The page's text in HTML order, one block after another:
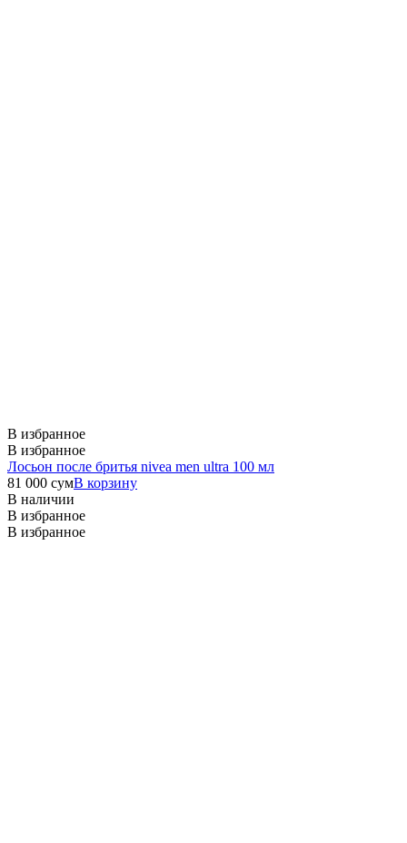
В избранное
В избранное
Лосьон после бритья nivea men ultra 100 мл
81 000 сумВ корзину
В наличии
В избранное
В избранное